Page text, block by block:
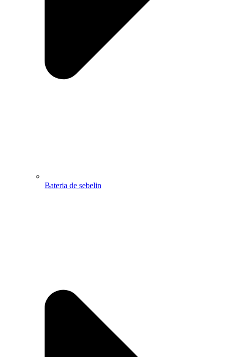
Bateria de sebelin